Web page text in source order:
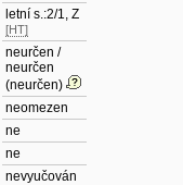
letní s.:2/1, Z
[HT]
neurčen /
neurčen
(neurčen)
neomezen
ne
ne
nevyučován